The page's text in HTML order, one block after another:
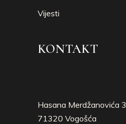
Vijesti
KONTAKT
Hasana Merdžanovića 3
71320 Vogošća